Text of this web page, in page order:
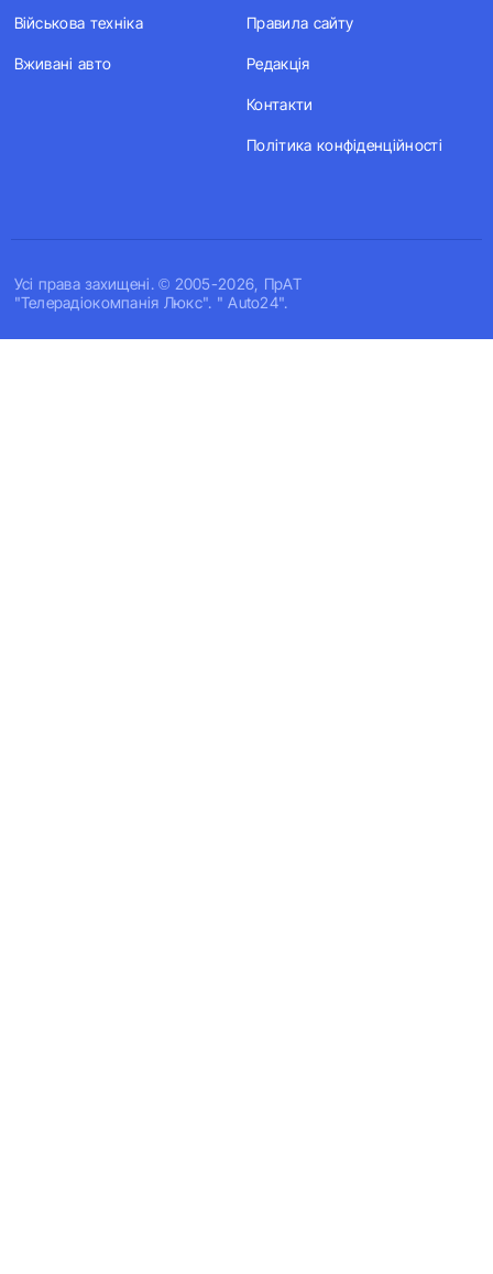
Усi права захищенi. © 2005-2026, ПрАТ
"Телерадіокомпанія Люкс". " Auto24".
Військова техніка
Вживані авто
Правила сайту
Редакція
Контакти
Політика конфіденційності